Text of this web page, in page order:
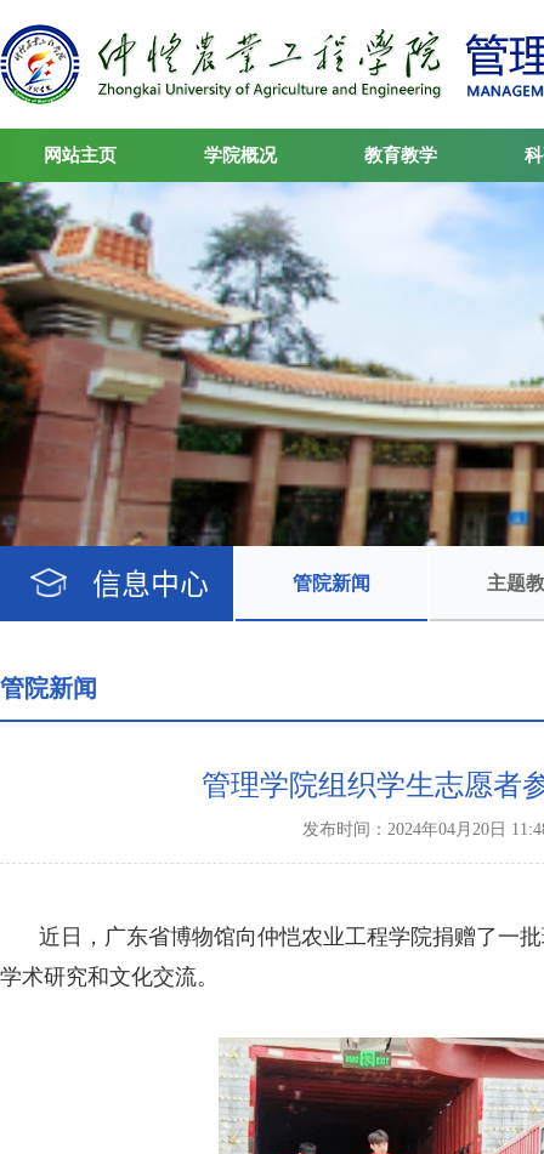
网站主页 学院概况 教育教学
信息中心 管院新闻 主题
管院新闻
管理学院组织学生志愿者
发布时间：2024年04月20日
近日，广东省博物馆向仲恺农业工程学院捐赠了一
学术研究和文化交流。